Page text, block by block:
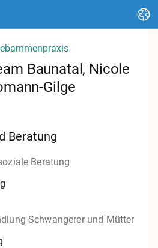
Baunatal, Nicole
Gilge
Beratung
Beratung
Schwangerer und Mütter